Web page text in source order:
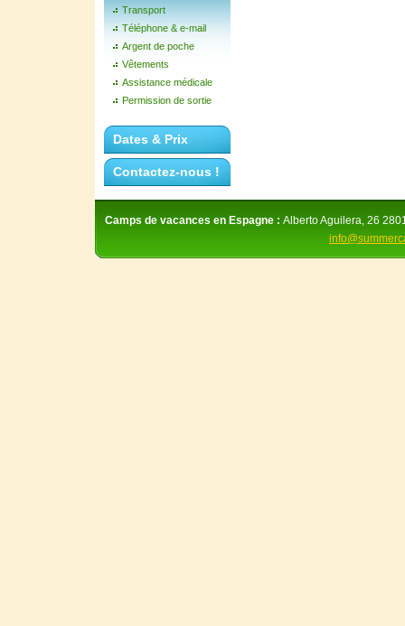
Transport
Téléphone & e-mail
Argent de poche
Vêtements
Assistance médicale
Permission de sortie
Dates & Prix
Contactez-nous !
Camps de vacances en Espagne : Alberto Aguilera, 26